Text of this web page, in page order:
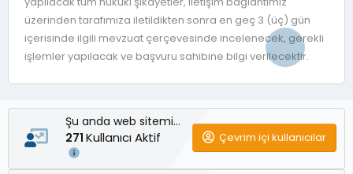
üzerinden tarafımıza iletildikten sonra en geç 3 (üç) gün
içerisinde ilgili mevzuat çerçevesinde incelenecek, gerekli
işlemler yapılacak ve başvuru sahibine bilgi verilecektir.
Şu anda web sitemizde
271 Kullanıcı Aktif Çevrim içi kullanıcılar